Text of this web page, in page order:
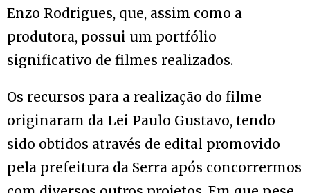
Enzo Rodrigues, que, assim como a
produtora, possui um portfólio
significativo de filmes realizados.
Os recursos para a realização do filme
originaram da Lei Paulo Gustavo, tendo
sido obtidos através de edital promovido
pela prefeitura da Serra após concorrermos